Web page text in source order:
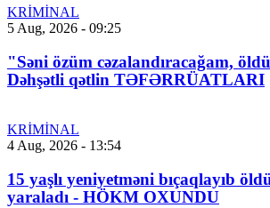
KRİMİNAL
5 Aug, 2026 - 09:25
"Səni özüm cəzalandıracağam,
Dəhşətli qətlin TƏFƏRRÜATLARI
KRİMİNAL
4 Aug, 2026 - 13:54
15 yaşlı yeniyetməni bıçaqlayıb
yaraladı - HÖKM OXUNDU